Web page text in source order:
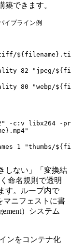
築できます。
プライン例
82 "jpeg/
80 "webp/
-c:v libx264 -
1 "thumbs/
しない」「変換結
命名規則で透明
す。ループ内で
マニフェストに書
）システム
ンをコンテナ化